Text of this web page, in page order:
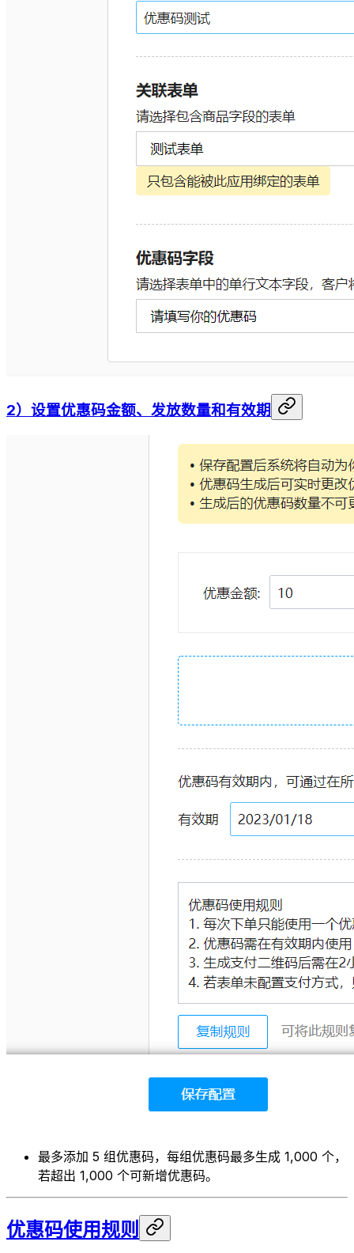
2）设置优惠码金额、发放数量和有效期
最多添加 5 组优惠码，每组优惠码最多生成 1,000 个，
若超出 1,000 个可新增优惠码。
优惠码使用规则